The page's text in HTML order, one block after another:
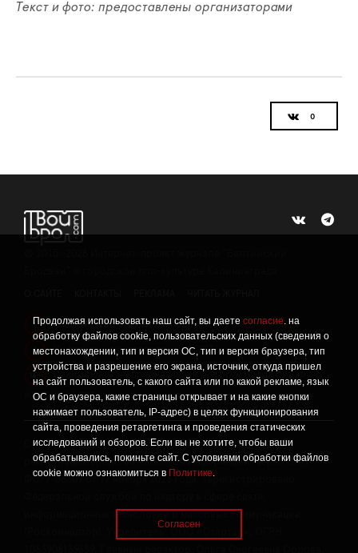
Продолжая использовать наш сайт, вы даете согласие. на
обработку файлов cookie, пользовательских данных (сведения о
местонахождении, тип и версия ОС, тип и версия браузера, тип
устройства и разрешение его экрана, источник, откуда пришел
на сайт пользователь, с какого сайта или по какой рекламе, язык
ОС и браузера, какие страницы открывает и на какие кнопки
нажимает пользователь, IP-адрес) в целях функционирования
сайта, проведения ретаргетинга и проведения статических
исследований и обзоров. Если вы не хотите, чтобы ваши
обрабатывались, покиньте сайт. С условиями обработки файлов
cookie можно ознакомиться в Политике.
Согласен
Текст и фото: предоставлены организаторами
! Политика конфиденциальности
! Информация о проведении СОУТ
Данный сайт не предназначен для просмотра лицам
младше 16 лет.
Сетевое издание «Твой Бро», реестровая запись о
регистрации средства массовой информации: серия Эл №
ФС77-86309 от 17 ноября 2023 года, зарегистрировано